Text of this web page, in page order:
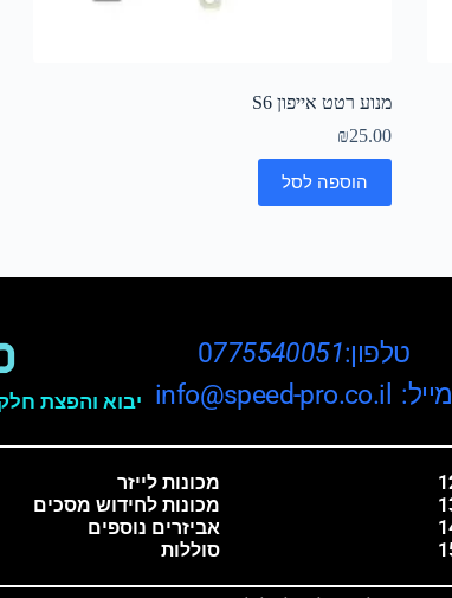
מנוע רטט אייפון S6
₪25.00
הוספה לסל
יבוא והפצת
טלפון:0775540051
מייל: info@speed-pro.co.il
מכונות לייזר
מכונות לחידוש מסכים
אביזרים נוספים
סוללות